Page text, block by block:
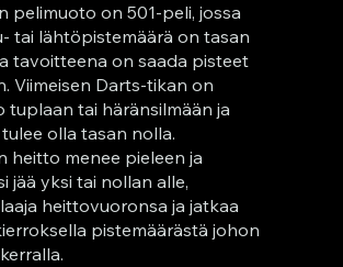
pelimuoto on 501-peli, jossa
tai lähtöpistemäärä on tasan
tavoitteena on saada pisteet
Viimeisen Darts-tikan on
tuplaan tai häränsilmään ja
olla tasan nolla.
heitto menee pieleen ja
jää yksi tai nollan alle,
heittovuoronsa ja jatkaa
pistemäärästä johon